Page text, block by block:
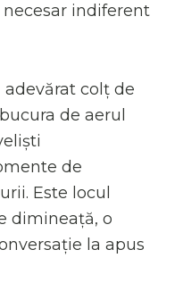
indiferent
colț de
de aerul
de
Este locul
dimineață, o
la apus